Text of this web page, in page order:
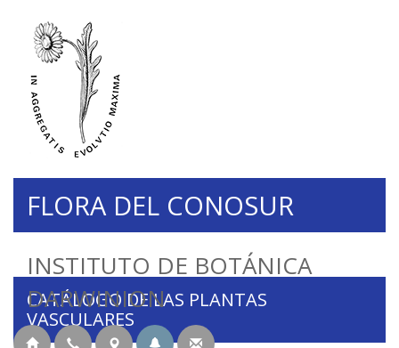
INSTITUTO DE BOTÁNICA
DARWINION
FLORA DEL CONOSUR
CATÁLOGO DE LAS PLANTAS
VASCULARES